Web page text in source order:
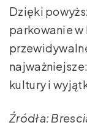
Dzięki
parkowanie w
kultury i
Źródła: